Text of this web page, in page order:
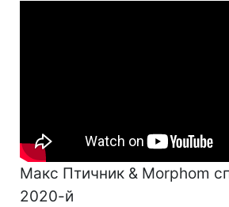
Макс Птичник & Morphom
2020-й